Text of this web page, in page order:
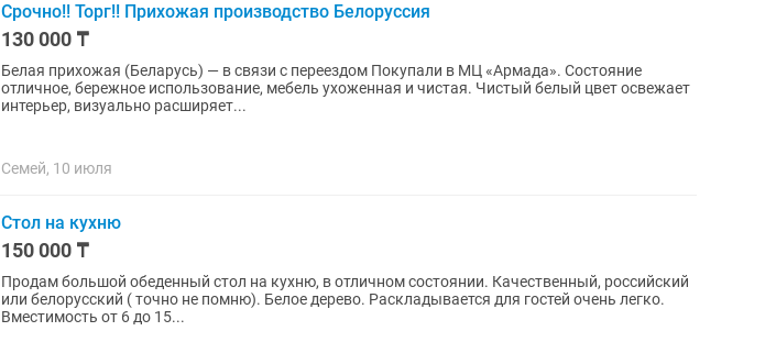
Срочно!! Торг!! Прихожая производство Белоруссия
130 000 ₸
Белая прихожая (Беларусь) — в связи с переездом Покупали в МЦ «Армада». Состояние
отличное, бережное использование, мебель ухоженная и чистая. Чистый белый цвет освежает
интерьер, визуально расширяет...
Семей, 10 июля
Стол на кухню
150 000 ₸
Продам большой обеденный стол на кухню, в отличном состоянии. Качественный, российский
или белорусский ( точно не помню). Белое дерево. Раскладывается для гостей очень легко.
Вместимость от 6 до 15...